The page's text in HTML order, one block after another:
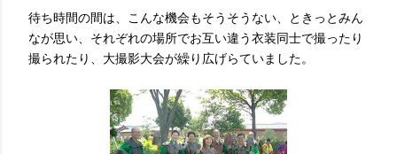
待ち時間の間は、こんな機会もそうそうない、ときっとみん
なが思い、それぞれの場所でお互い違う衣装同士で撮ったり
撮られたり、大撮影大会が繰り広げらていました。